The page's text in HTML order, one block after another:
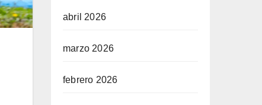
abril 2026
marzo 2026
febrero 2026